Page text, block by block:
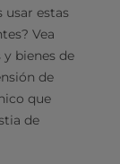
usar estas
Vea
y bienes de
de
que
de